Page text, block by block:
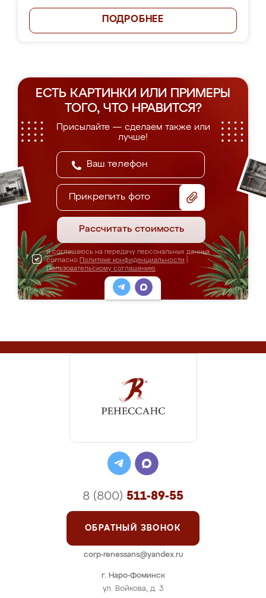
ПОДРОБНЕЕ
ЕСТЬ КАРТИНКИ ИЛИ ПРИМЕРЫ
ТОГО, ЧТО НРАВИТСЯ?
Присылайте — сделаем также или
лучше!
Прикрепить фото
Рассчитать стоимость
Я соглашаюсь на передачу персональных данных
согласно Политике конфиденциальности
Пользовательскому соглашению
г. Наро-Фоминск
ул. Войкова, д. 3
8 (800) 511-89-55
ОБРАТНЫЙ ЗВОНОК
corp-renessans@yandex.ru